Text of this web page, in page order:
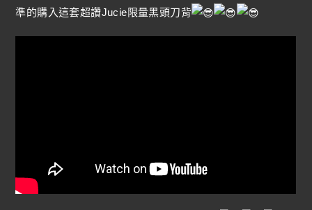
準的購入這套超讚Jucie限量黑頭刀背